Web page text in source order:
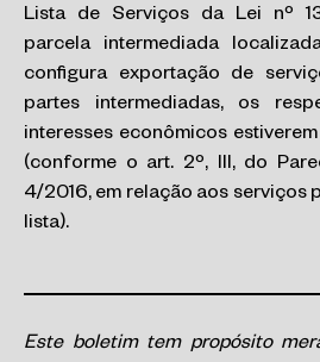
Lista de Serviços da Lei nº
parcela intermediada
configura exportação de
partes intermediadas, os
interesses econômicos
(conforme o art. 2º, III, do
4/2016, em relação aos serviços
lista).
Este boletim tem propósito